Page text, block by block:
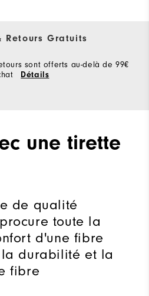
Retours Gratuits
sont offerts au-delà de 99€
Détails
une tirette
de qualité
toute la
d'une fibre
durabilité et la
fibre